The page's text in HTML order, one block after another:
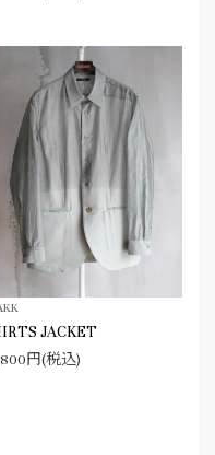
JACKET
円(税込)